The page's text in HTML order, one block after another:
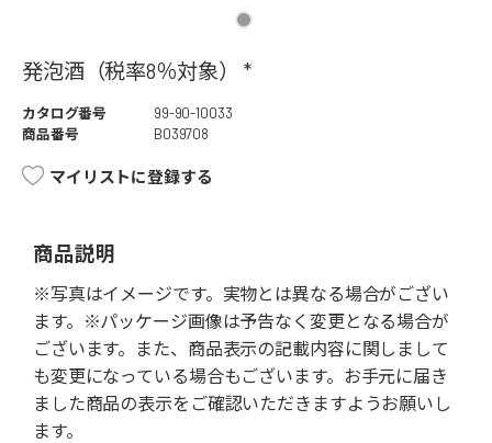
発泡酒（税率8％対象） *
カタログ番号
99-90-10033
商品番号
B039708
マイリストに登録する
商品説明
※写真はイメージです。実物とは異なる場合がござい
ます。※パッケージ画像は予告なく変更となる場合が
ございます。また、商品表示の記載内容に関しまして
も変更になっている場合もございます。お手元に届き
ました商品の表示をご確認いただきますようお願いし
ます。